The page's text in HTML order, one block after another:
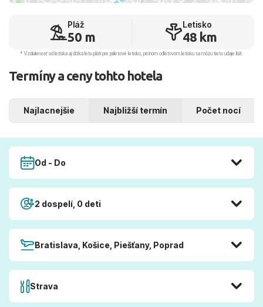
Pláž
50 m
Letisko
48 km
* Vzdialenosť od letiska aj dľžka letu platí pre príletové letisko, pri inom odletovom letisku sa môžu tieto údaje líšiť.
Termíny a ceny tohto hotela
Najlacnejšie Najbližší termín Počet nocí
Od - Do
2 dospelí, 0 deti
Bratislava, Košice, Piešťany, Poprad
Strava